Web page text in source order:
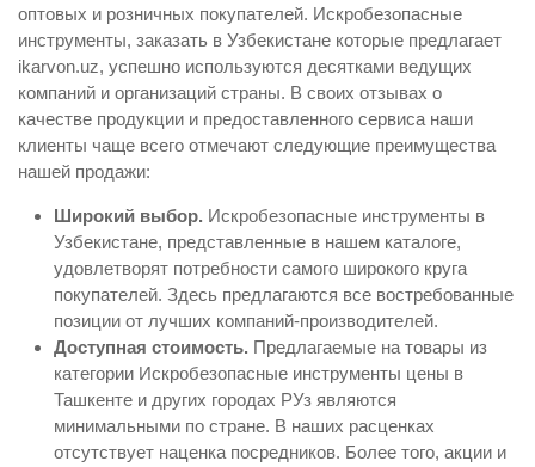
оптовых и розничных покупателей. Искробезопасные
инструменты, заказать в Узбекистане которые предлагает
ikarvon.uz, успешно используются десятками ведущих
компаний и организаций страны. В своих отзывах о
качестве продукции и предоставленного сервиса наши
клиенты чаще всего отмечают следующие преимущества
нашей продажи:
Широкий выбор. Искробезопасные инструменты в
Узбекистане, представленные в нашем каталоге,
удовлетворят потребности самого широкого круга
покупателей. Здесь предлагаются все востребованные
позиции от лучших компаний-производителей.
Доступная стоимость. Предлагаемые на товары из
категории Искробезопасные инструменты цены в
Ташкенте и других городах РУз являются
минимальными по стране. В наших расценках
отсутствует наценка посредников. Более того, акции и